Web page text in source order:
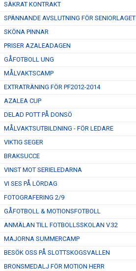
SÄKRAT KONTRAKT
SPÄNNANDE AVSLUTNING FÖR SENIORLAGET
SKÖNA PINNAR
PRISER AZALEADAGEN
GÅFOTBOLL UNG
MÅLVAKTSCAMP
EXTRATRÄNING FÖR PF2012-2014
AZALEA CUP
DELAD POTT PÅ DONSÖ
MÅLVAKTSUTBILDNING - FÖR LEDARE
VIKTIG SEGER
BRAKSUCCE
VINST MOT SERIELEDARNA
VI SES PÅ LÖRDAG
FOTOGRAFERING 2/9
GÅFOTBOLL & MOTIONSFOTBOLL
ANMÄLAN TILL FOTBOLLSSKOLAN V.32
MAJORNA SUMMERCAMP
BESÖK OSS PÅ SLOTTSKOGSVALLEN
BRONSMEDALJ FÖR MOTION HERR